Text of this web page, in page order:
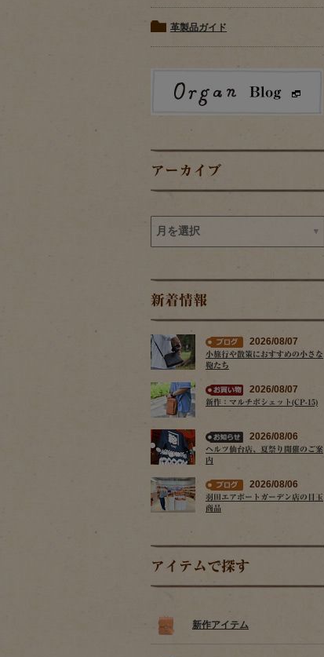
革製品ガイド
アーカイブ
新着情報
2026/08/07
小旅行や散策におすすめの小さな
鞄たち
2026/08/07
新作：マルチポシェット(CP-15)
2026/08/06
ヘルツ仙台店、夏祭り開催のご案
内
2026/08/06
羽田エアポートガーデン店の目玉
商品
アイテムで探す
新作アイテム